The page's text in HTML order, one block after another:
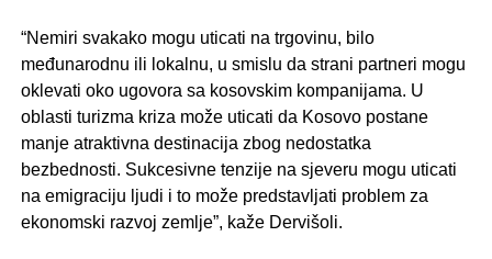
“Nemiri svakako mogu uticati na trgovinu, bilo
međunarodnu ili lokalnu, u smislu da strani partneri mogu
oklevati oko ugovora sa kosovskim kompanijama. U
oblasti turizma kriza može uticati da Kosovo postane
manje atraktivna destinacija zbog nedostatka
bezbednosti. Sukcesivne tenzije na sjeveru mogu uticati
na emigraciju ljudi i to može predstavljati problem za
ekonomski razvoj zemlje”, kaže Dervišoli.